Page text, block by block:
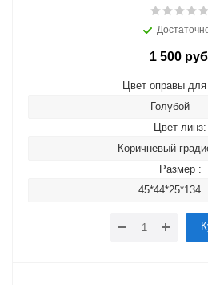
1 500
Цвет оправы для
Голубой
Цвет линз:
Коричневый
Размер :
45*44*25*134